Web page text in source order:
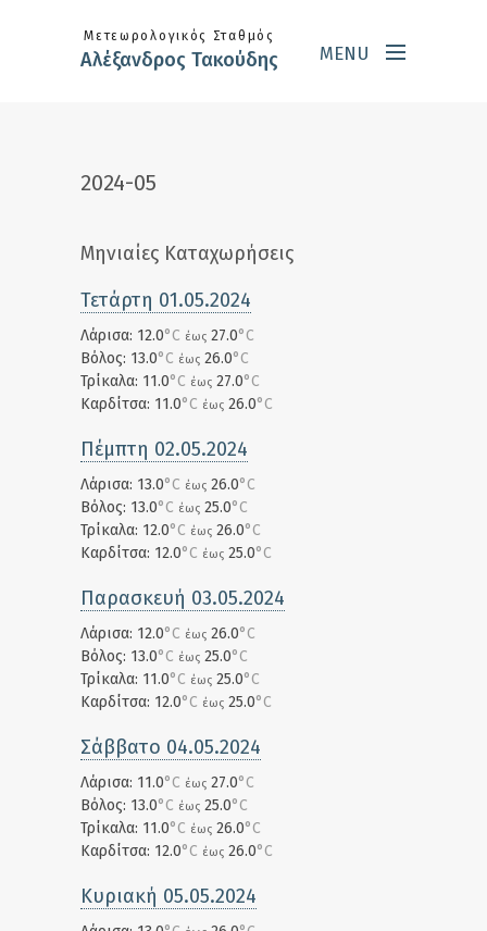
Μετεωρολογικός Σταθμός
Αλέξανδρος Τακούδης MENU
2024-05
Μηνιαίες Καταχωρήσεις
Τετάρτη 01.05.2024
Λάρισα: 12.0°C έως 27.0°C
Βόλος: 13.0°C έως 26.0°C
Τρίκαλα: 11.0°C έως 27.0°C
Καρδίτσα: 11.0°C έως 26.0°C
Πέμπτη 02.05.2024
Λάρισα: 13.0°C έως 26.0°C
Βόλος: 13.0°C έως 25.0°C
Τρίκαλα: 12.0°C έως 26.0°C
Καρδίτσα: 12.0°C έως 25.0°C
Παρασκευή 03.05.2024
Λάρισα: 12.0°C έως 26.0°C
Βόλος: 13.0°C έως 25.0°C
Τρίκαλα: 11.0°C έως 25.0°C
Καρδίτσα: 12.0°C έως 25.0°C
Σάββατο 04.05.2024
Λάρισα: 11.0°C έως 27.0°C
Βόλος: 13.0°C έως 25.0°C
Τρίκαλα: 11.0°C έως 26.0°C
Καρδίτσα: 12.0°C έως 26.0°C
Κυριακή 05.05.2024